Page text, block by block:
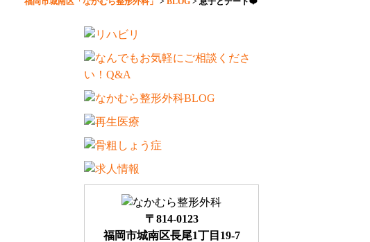
〒814-0123
福岡市城南区長尾1丁目19-7